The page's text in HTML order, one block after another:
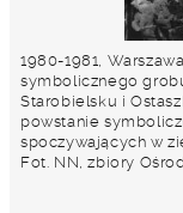
1980-1981,
symbolicznego
Starobielsku i
powstanie
spoczywających w
Fot. NN, zbiory